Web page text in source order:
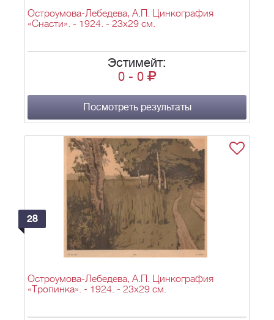
Остроумова-Лебедева, А.П. Цинкография
«Снасти». - 1924. - 23х29 см.
Эстимейт:
0 - 0
Посмотреть результаты
28
Остроумова-Лебедева, А.П. Цинкография
«Тропинка». - 1924. - 23х29 см.